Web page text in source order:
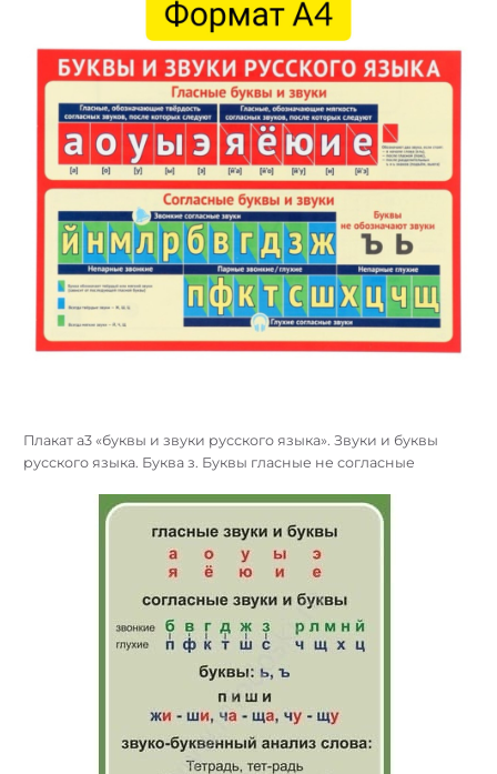
Плакат а3 «буквы и звуки русского языка». Звуки и буквы
русского языка. Буква з. Буквы гласные не согласные